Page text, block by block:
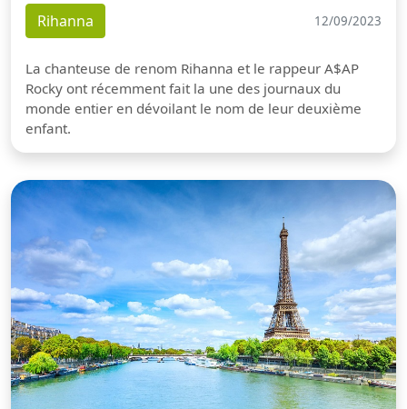
Rihanna 12/09/2023
La chanteuse de renom Rihanna et le rappeur A$AP
Rocky ont récemment fait la une des journaux du
monde entier en dévoilant le nom de leur deuxième
enfant.